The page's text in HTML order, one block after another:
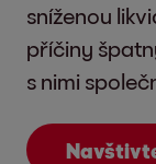
sníženou
příčiny
s nimi